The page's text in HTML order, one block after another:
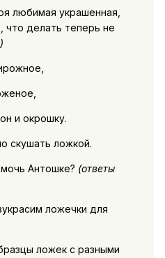
любимая украшенная,
что делать теперь не
и окрошку.
скушать ложкой.
Антошке? (ответы
ложечки для
ложек с разными